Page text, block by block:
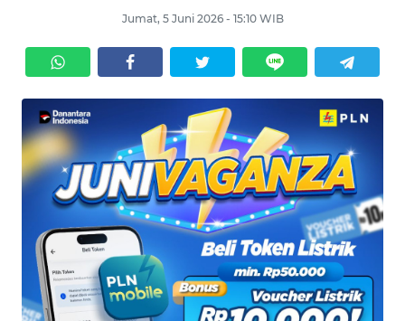
Jumat, 5 Juni 2026 - 15:10 WIB
KRIMINAL
EKUIN
SAINS-TEKNO
KESEHATAN
INTERNASIONAL
SERBA-SERBI